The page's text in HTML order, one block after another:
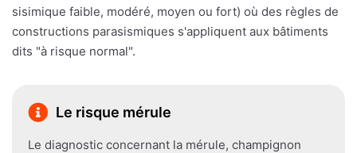
sisimique faible, modéré, moyen ou fort) où des règles de
constructions parasismiques s'appliquent aux bâtiments
dits "à risque normal".
Le risque mérule
Le diagnostic concernant la mérule, champignon